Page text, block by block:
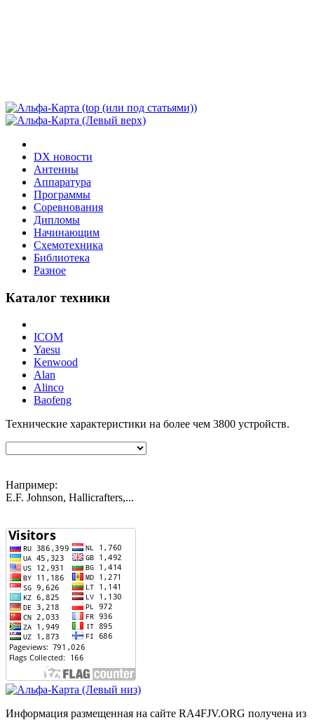
DX новости
Антенны
Аппаратура
Программы
Соревнования
Дипломы
Начинающим
Схемотехника
Библиотека
Разное
Каталог техники
ICOM
Yaesu
Kenwood
Alan
Alinco
Baofeng
Технические характеристики на более чем 3800 устройств.
Например:
E.F. Johnson, Hallicrafters,...
Информация размещенная на сайте RA4FJV.ORG получена из